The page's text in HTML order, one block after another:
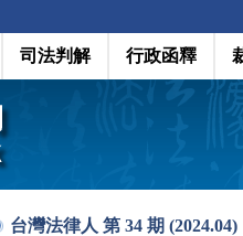
司法判解 行政函釋
台灣法律人 第 34 期 (2024.04)